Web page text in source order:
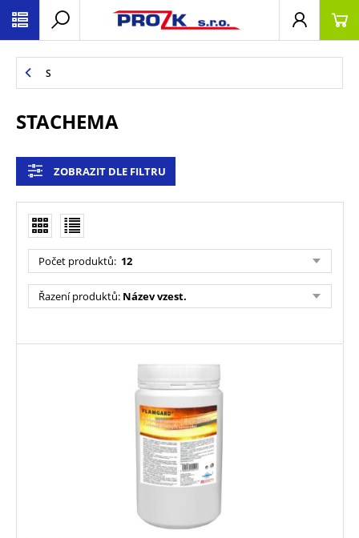
S
STACHEMA
ZOBRAZIT DLE FILTRU
Počet produktů: 12
Řazení produktů: Název vzest.